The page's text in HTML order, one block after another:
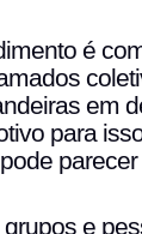
é
em
para
e